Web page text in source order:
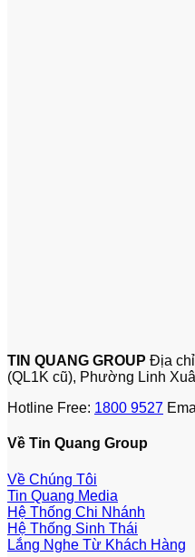
TIN QUANG GROUP Địa
(QL1K cũ), Phường Linh
Hotline Free: 1800 9527
Về Tin Quang Group
Về Chúng Tôi
Tin Quang Media
Hệ Thống Chi Nhánh
Hệ Thống Sinh Thái
Lắng Nghe Từ Khách Hàng